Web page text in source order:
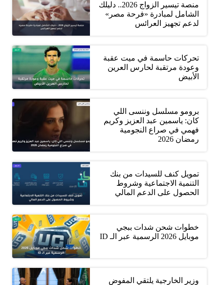
منصة تيسير الزواج 2026.. دليلك
الشامل لمبادرة «فرحة مصر»
لدعم تجهيز العرائس
تحركات حاسمة في ميت عقبة
وعودة مرتقبة لحارس العرين
الأبيض
برومو مسلسل وننسى اللي
كان: ياسمين عبد العزيز وكريم
فهمي في صراع النجومية
رمضان 2026
تمويل كنف للسيدات من بنك
التنمية الاجتماعية وشروط
الحصول على الدعم المالي
خطوات شحن شدات ببجي
موبايل 2026 الرسمية عبر الـ ID
وزير الخارجية يلتقي المفوض